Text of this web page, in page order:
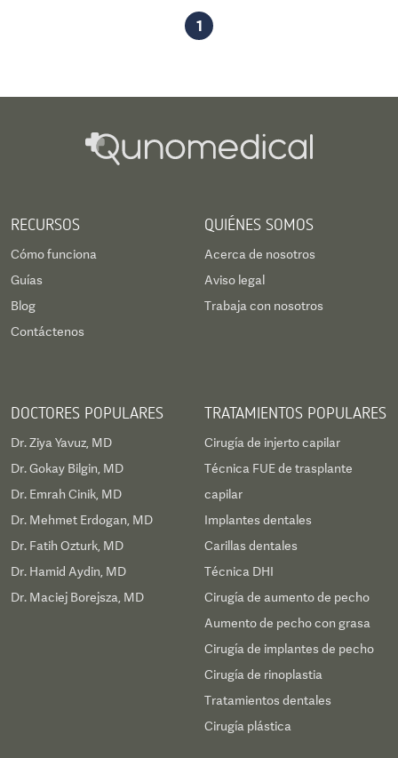
1
RECURSOS
Cómo funciona
Guías
Blog
Contáctenos
QUIÉNES SOMOS
Acerca de nosotros
Aviso legal
Trabaja con nosotros
DOCTORES POPULARES
Dr. Ziya Yavuz, MD
Dr. Gokay Bilgin, MD
Dr. Emrah Cinik, MD
Dr. Mehmet Erdogan, MD
Dr. Fatih Ozturk, MD
Dr. Hamid Aydin, MD
Dr. Maciej Borejsza, MD
TRATAMIENTOS POPULARES
Cirugía de injerto capilar
Técnica FUE de trasplante
capilar
Implantes dentales
Carillas dentales
Técnica DHI
Cirugía de aumento de pecho
Aumento de pecho con grasa
Cirugía de implantes de pecho
Cirugía de rinoplastia
Tratamientos dentales
Cirugía plástica